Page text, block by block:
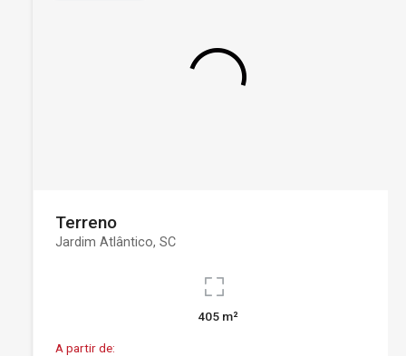
Terreno
Jardim Atlântico, SC
405 m²
A partir de: